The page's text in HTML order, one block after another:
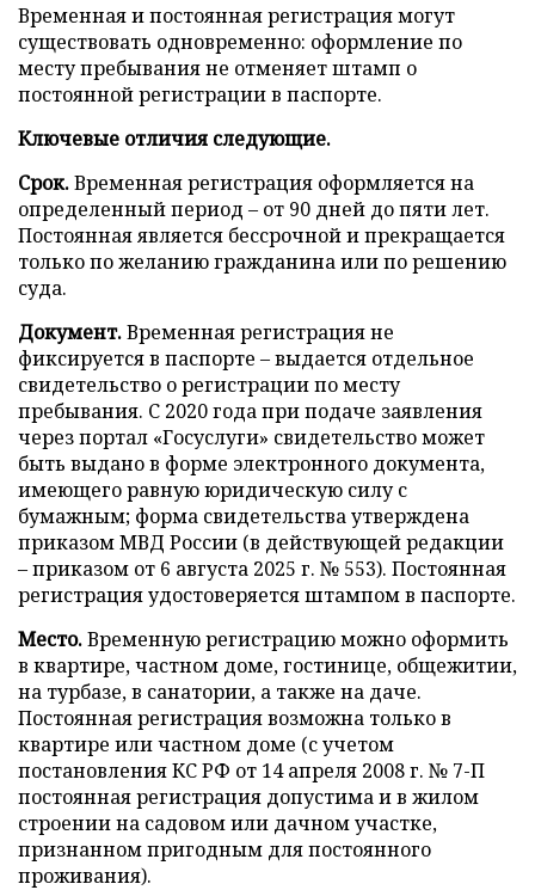
Временная и постоянная регистрация могут
существовать одновременно: оформление по
месту пребывания не отменяет штамп о
постоянной регистрации в паспорте.
Ключевые отличия следующие.
Срок.Временная регистрация оформляется на
определенный период – от 90 дней до пяти лет.
Постоянная является бессрочной и прекращается
только по желанию гражданина или по решению
суда.
Документ.Временная регистрация не
фиксируется в паспорте – выдается отдельное
свидетельство о регистрации по месту
пребывания. С 2020 года при подаче заявления
через портал «Госуслуги» свидетельство может
быть выдано в форме электронного документа,
имеющего равную юридическую силу с
бумажным; форма свидетельства утверждена
приказом МВД России (в действующей редакции
– приказом от 6 августа 2025 г. № 553). Постоянная
регистрация удостоверяется штампом в паспорте.
Место.Временную регистрацию можно оформить
в квартире, частном доме, гостинице, общежитии,
на турбазе, в санатории, а также на даче.
Постоянная регистрация возможна только в
квартире или частном доме (с учетом
постановления КС РФ от 14 апреля 2008 г. № 7-П
постоянная регистрация допустима и в жилом
строении на садовом или дачном участке,
признанном пригодным для постоянного
проживания).